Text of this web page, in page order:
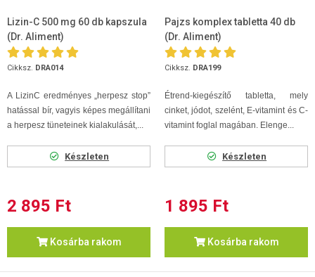
Lizin-C 500 mg 60 db kapszula
(Dr. Aliment)
Cikksz. DRA014
A LizinC eredményes „herpesz stop”
hatással bír, vagyis képes megállítani
a herpesz tüneteinek kialakulását,...
Készleten
2 895 Ft
Kosárba rakom
Pajzs komplex tabletta 40 db
(Dr. Aliment)
Cikksz. DRA199
Étrend-kiegészítő tabletta, mely
cinket, jódot, szelént, E-vitamint és C-
vitamint foglal magában. Elenge...
Készleten
1 895 Ft
Kosárba rakom